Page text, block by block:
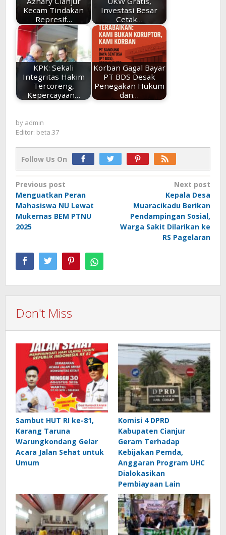
Kecam Tindakan
Represif…
Investasi Besar
Cetak…
KPK: Sekali
Integritas Hakim
Tercoreng,
Kepercayaan…
Korban Gagal Bayar
PT BDS Desak
Penegakan Hukum
dan…
by admin
Editor: beta.37
Follow Us On
Post
navigation
Previous post
Menguatkan Peran
Mahasiswa NU Lewat
Mukernas BEM PTNU
2025
Next post
Kepala Desa
Muaracikadu Berikan
Pendampingan Sosial,
Warga Sakit Dilarikan ke
RS Pagelaran
Don't Miss
Sambut HUT RI ke-81,
Karang Taruna
Warungkondang Gelar
Acara Jalan Sehat untuk
Umum
Komisi 4 DPRD
Kabupaten Cianjur
Geram Terhadap
Kebijakan Pemda,
Anggaran Program UHC
Dialokasikan
Pembiayaan Lain